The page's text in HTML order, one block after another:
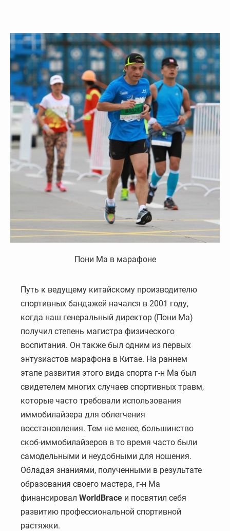
Пони Ма в марафоне
Путь к ведущему китайскому производителю
спортивных бандажей начался в 2001 году,
когда наш генеральный директор (Пони Ма)
получил степень магистра физического
воспитания. Он также был одним из первых
энтузиастов марафона в Китае. На раннем
этапе развития этого вида спорта г-н Ма был
свидетелем многих случаев спортивных травм,
которые часто требовали использования
иммобилайзера для облегчения
восстановления. Тем не менее, большинство
скоб-иммобилайзеров в то время часто были
самодельными и неудобными для ношения.
Обладая знаниями, полученными в результате
образования своего мастера, г-н Ма
финансировал WorldBrace и посвятил себя
развитию профессиональной спортивной
растяжки.